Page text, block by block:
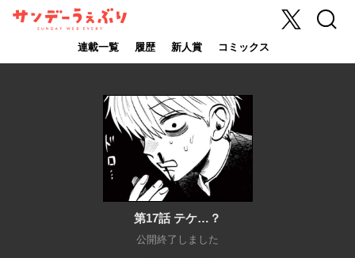
サンデーうぇ
連載一覧 履歴 新人賞 コミックス
X 検索
第17話 テケ…？
公開終了しました